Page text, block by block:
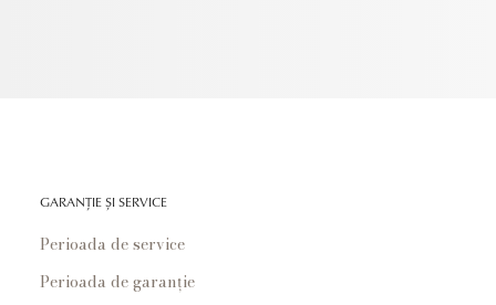
GARANȚIE ȘI SERVICE
Perioada de service
Perioada de garanție